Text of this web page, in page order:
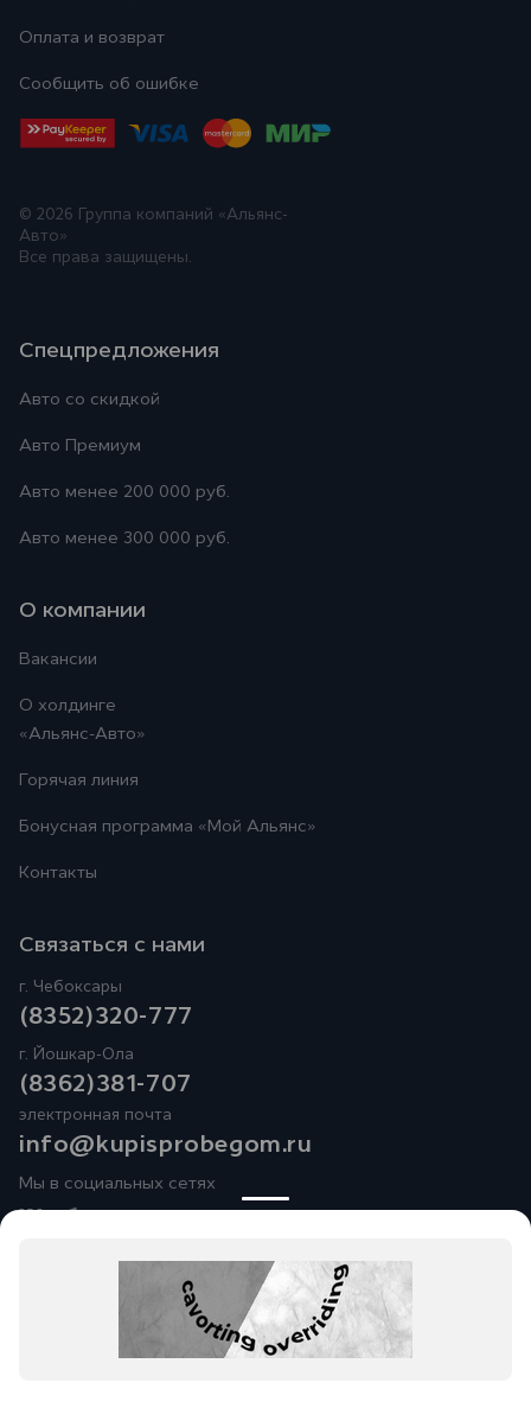
Оплата и возврат
Сообщить об ошибке
© 2026 Группа компаний «Альянс-
Авто»
Все права защищены.
Спецпредложения
Авто со скидкой
Авто Премиум
Авто менее 200 000 руб.
Авто менее 300 000 руб.
О компании
Вакансии
О холдинге
«Альянс-Авто»
Горячая линия
Бонусная программа «Мой Альянс»
Контакты
Связаться с нами
г. Чебоксары
(8352)320-777
г. Йошкар-Ола
(8362)381-707
электронная почта
info@kupisprobegom.ru
Мы в социальных сетях
Юридические лица ООО
«Альянс-АвтоМаркет»
(Фактический адрес: Чувашская Республика, Чебоксарский
район, Синьяльское сельское поселение, д. Пихтулино, ул.